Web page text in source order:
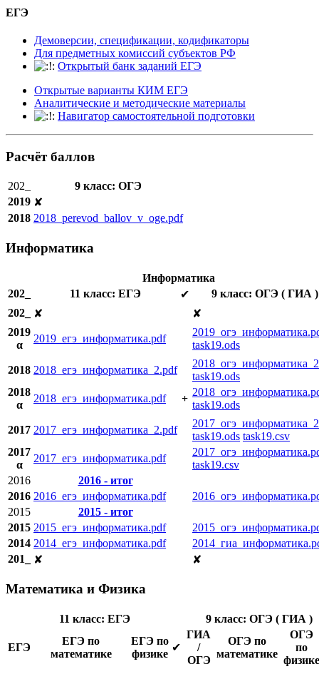
ЕГЭ
Демоверсии, спецификации, кодификаторы
Для предметных комиссий субъектов РФ
Открытый банк заданий ЕГЭ
Открытые варианты КИМ ЕГЭ
Аналитические и методические материалы
Навигатор самостоятельной подготовки
Расчёт баллов
202_
9 класс: ОГЭ
2019 ✘
2018 2018_perevod_ballov_v_oge.pdf
Информатика
Информатика
202_
11 класс: ЕГЭ ✔
9 класс: ОГЭ ( ГИА )
202_
✘
✘
2019
α
2019_егэ_информатика.pdf
task19.ods
2018 2018_егэ_информатика_2.pdf
task19.ods
2018
α
2018_егэ_информатика.pdf +
task19.ods
2017 2017_егэ_информатика_2.pdf
task19.ods task19.csv
2017
α
2017_егэ_информатика.pdf
task19.csv
2016
2016 - итог
2016 2016_егэ_информатика.pdf
2015
2015 - итог
2015 2015_егэ_информатика.pdf
2014 2014_егэ_информатика.pdf
201_
✘ ✘
Математика и Физика
11 класс: ЕГЭ 9 класс: ОГЭ ( ГИА )
ЕГЭ
ЕГЭ по
математике
ЕГЭ по
физике
✔
ГИА
/
ОГЭ
ОГЭ по
математике
ОГЭ
по
физике